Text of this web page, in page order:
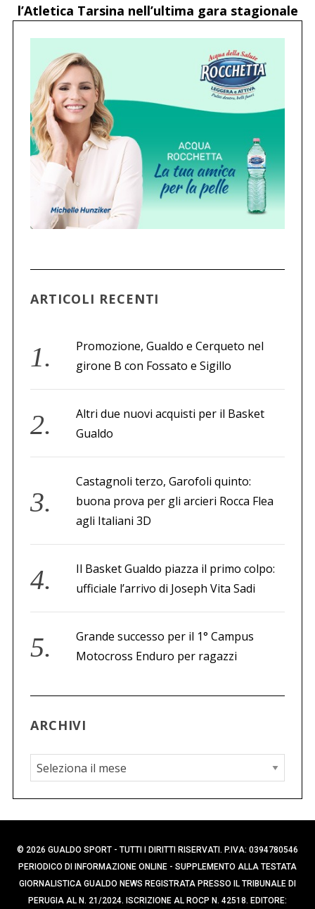
l’Atletica Tarsina nell’ultima gara stagionale
ARTICOLI RECENTI
Promozione, Gualdo e Cerqueto nel
girone B con Fossato e Sigillo
Altri due nuovi acquisti per il Basket
Gualdo
Castagnoli terzo, Garofoli quinto:
buona prova per gli arcieri Rocca Flea
agli Italiani 3D
Il Basket Gualdo piazza il primo colpo:
ufficiale l’arrivo di Joseph Vita Sadi
Grande successo per il 1° Campus
Motocross Enduro per ragazzi
ARCHIVI
A
r
c
h
i
v
i
© 2026 GUALDO SPORT - TUTTI I DIRITTI RISERVATI. P.IVA: 0394780546
PERIODICO DI INFORMAZIONE ONLINE - SUPPLEMENTO ALLA TESTATA
GIORNALISTICA GUALDO NEWS REGISTRATA PRESSO IL TRIBUNALE DI
PERUGIA AL N. 21/2024. ISCRIZIONE AL ROCP N. 42518. EDITORE: